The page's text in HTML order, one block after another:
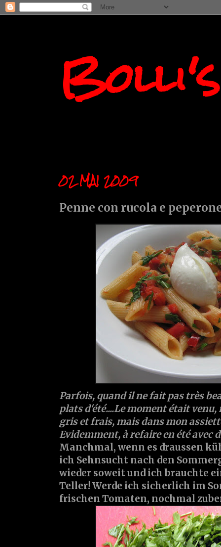
02 MAI 2009
Penne con rucola e
Parfois, quand il ne fait pas très
plats d'été....Le moment était
gris et frais, mais dans mon
Evidemment, à refaire en été avec
Manchmal, wenn es draussen
ich Sehnsucht nach den
wieder soweit und ich brauchte
Teller! Werde ich sicherlich im
frischen Tomaten, nochmal